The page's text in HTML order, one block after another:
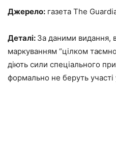
Джерело: газета The
Деталі: За даними видання,
маркуванням “цілком
діють сили спеціального
формально не беруть участі